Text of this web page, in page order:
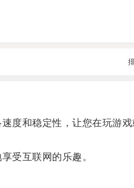
和稳定性，让您在玩游戏
受互联网的乐趣。